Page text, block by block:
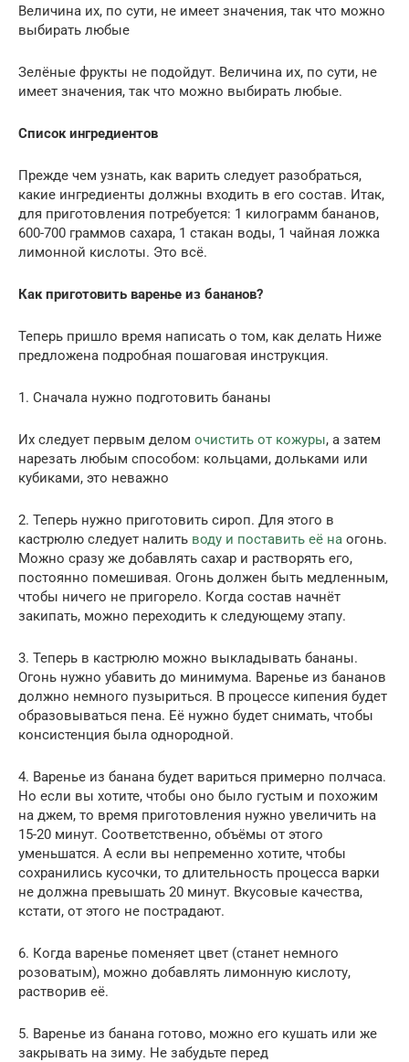
Величина их, по сути, не имеет значения, так что можно
выбирать любые
Зелёные фрукты не подойдут. Величина их, по сути, не
имеет значения, так что можно выбирать любые.
Список ингредиентов
Прежде чем узнать, как варить следует разобраться,
какие ингредиенты должны входить в его состав. Итак,
для приготовления потребуется: 1 килограмм бананов,
600-700 граммов сахара, 1 стакан воды, 1 чайная ложка
лимонной кислоты. Это всё.
Как приготовить варенье из бананов?
Теперь пришло время написать о том, как делать Ниже
предложена подробная пошаговая инструкция.
1. Сначала нужно подготовить бананы
Их следует первым делом очистить от кожуры, а затем
нарезать любым способом: кольцами, дольками или
кубиками, это неважно
2. Теперь нужно приготовить сироп. Для этого в
кастрюлю следует налить воду и поставить её на огонь.
Можно сразу же добавлять сахар и растворять его,
постоянно помешивая. Огонь должен быть медленным,
чтобы ничего не пригорело. Когда состав начнёт
закипать, можно переходить к следующему этапу.
3. Теперь в кастрюлю можно выкладывать бананы.
Огонь нужно убавить до минимума. Варенье из бананов
должно немного пузыриться. В процессе кипения будет
образовываться пена. Её нужно будет снимать, чтобы
консистенция была однородной.
4. Варенье из банана будет вариться примерно полчаса.
Но если вы хотите, чтобы оно было густым и похожим
на джем, то время приготовления нужно увеличить на
15-20 минут. Соответственно, объёмы от этого
уменьшатся. А если вы непременно хотите, чтобы
сохранились кусочки, то длительность процесса варки
не должна превышать 20 минут. Вкусовые качества,
кстати, от этого не пострадают.
6. Когда варенье поменяет цвет (станет немного
розоватым), можно добавлять лимонную кислоту,
растворив её.
5. Варенье из банана готово, можно его кушать или же
закрывать на зиму. Не забудьте перед